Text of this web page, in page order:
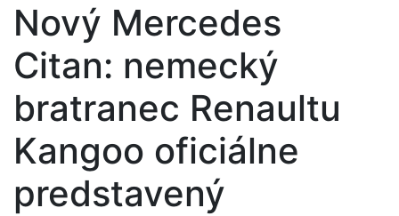
Nový Mercedes
Citan: nemecký
bratranec Renaultu
Kangoo oficiálne
predstavený